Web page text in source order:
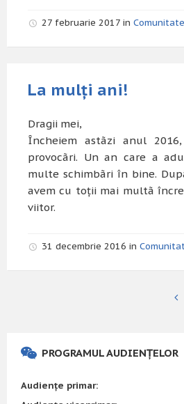
27 februarie 2017 in Comunitate
La mulți ani!
Dragii mei,
Încheiem astãzi anul
provocãri. Un an care a
multe schimbãri în bine.
avem cu toții mai multã
viitor.
31 decembrie 2016 in
PROGRAMUL AUDIENȚELOR
Audiențe primar: